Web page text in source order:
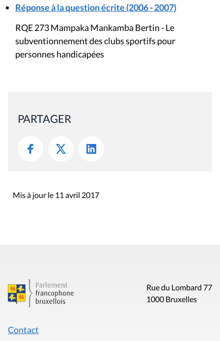
Réponse à la question écrite (2006 - 2007)
RQE 273 Mampaka Mankamba Bertin - Le
subventionnement des clubs sportifs pour
personnes handicapées
PARTAGER
Mis à jour le 11 avril 2017
Rue du Lombard 77
1000 Bruxelles
Contact